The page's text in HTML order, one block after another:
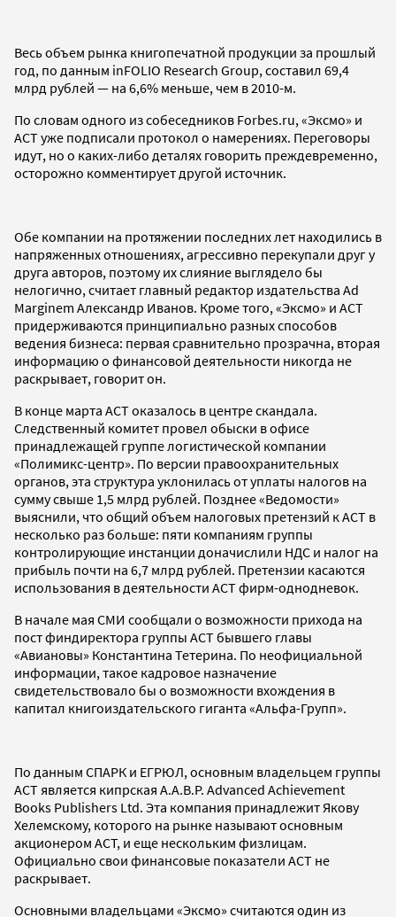
Весь объем рынка книгопечатной продукции за прошлый
год, по данным inFOLIO Research Group, составил 69,4
млрд рублей — на 6,6% меньше, чем в 2010-м.
По словам одного из собеседников Forbes.ru, «Эксмо» и
АСТ уже подписали протокол о намерениях. Переговоры
идут, но о каких-либо деталях говорить преждевременно,
осторожно комментирует другой источник.
Обе компании на протяжении последних лет находились в
напряженных отношениях, агрессивно перекупали друг у
друга авторов, поэтому их слияние выглядело бы
нелогично, считает главный редактор издательства Ad
Marginem Александр Иванов. Кроме того, «Эксмо» и АСТ
придерживаются принципиально разных способов
ведения бизнеса: первая сравнительно прозрачна, вторая
информацию о финансовой деятельности никогда не
раскрывает, говорит он.
В конце марта АСТ оказалось в центре скандала.
Следственный комитет провел обыски в офисе
принадлежащей группе логистической компании
«Полимикс-центр». По версии правоохранительных
органов, эта структура уклонилась от уплаты налогов на
сумму свыше 1,5 млрд рублей. Позднее «Ведомости»
выяснили, что общий объем налоговых претензий к АСТ в
несколько раз больше: пяти компаниям группы
контролирующие инстанции доначислили НДС и налог на
прибыль почти на 6,7 млрд рублей. Претензии касаются
использования в деятельности АСТ фирм-однодневок.
В начале мая СМИ сообщали о возможности прихода на
пост финдиректора группы АСТ бывшего главы
«Авиановы» Константина Тетерина. По неофициальной
информации, такое кадровое назначение
свидетельствовало бы о возможности вхождения в
капитал книгоиздательского гиганта «Альфа-Групп».
По данным СПАРК и ЕГРЮЛ, основным владельцем группы
АСТ является кипрская A.A.B.P. Advanced Achievement
Books Publishers Ltd. Эта компания принадлежит Якову
Хелемскому, которого на рынке называют основным
акционером АСТ, и еще нескольким физлицам.
Официально свои финансовые показатели АСТ не
раскрывает.
Основными владельцами «Эксмо» считаются один из